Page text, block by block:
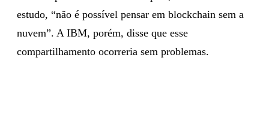
estudo, “não é possível pensar em blockchain sem a
nuvem”. A IBM, porém, disse que esse
compartilhamento ocorreria sem problemas.